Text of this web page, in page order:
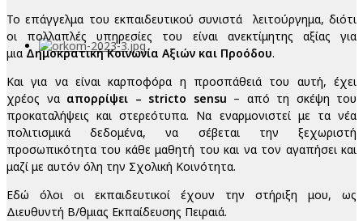
Το επάγγελμα του εκπαιδευτικού συνιστά λειτούργημα, διότι
οι πολλαπλές υπηρεσίες του είναι ανεκτίμητης αξίας για
μιαΔημοκρατική Κοινωνία Αξιών και Προόδου.
Και για να είναι καρποφόρα η προσπάθειά του αυτή, έχει
χρέος να απορρίψει – stricto sensu – από τη σκέψη του
προκαταλήψεις και στερεότυπα. Να εναρμονιστεί με τα νέα
πολιτισμικά δεδομένα, να σέβεται την ξεχωριστή
προσωπικότητα του κάθε μαθητή του και να τον αγαπήσει και
μαζί με αυτόν όλη την Σχολική Κοινότητα.
Εδώ όλοι οι εκπαιδευτικοί έχουν την στήριξη μου, ως
Διευθυντή Β/θμιας Εκπαίδευσης Πειραιά.